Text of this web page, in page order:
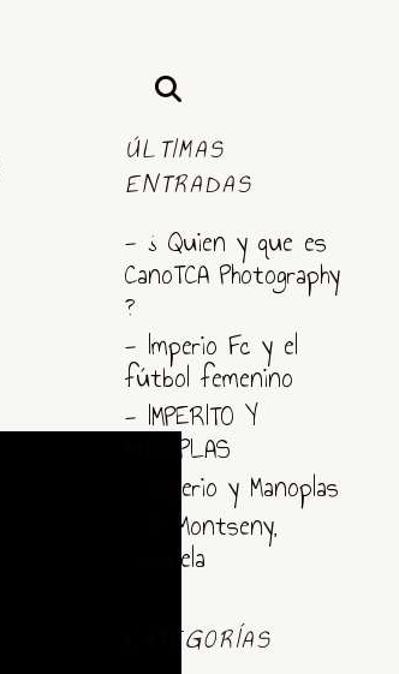
ÚLTIMAS
ENTRADAS
- ¿ Quien y que es
CanoTCA Photography
?
- Imperio Fc y el
fútbol femenino
- IMPERITO Y
MANOPLAS
- Imperio y Manoplas
- El Montseny,
acuarela
CATEGORÍAS